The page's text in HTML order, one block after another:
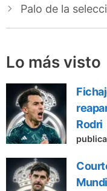
Palo de la
Lo más visto
Rodri